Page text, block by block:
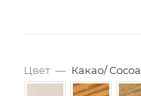
Цвет — Какао/ Cocoa